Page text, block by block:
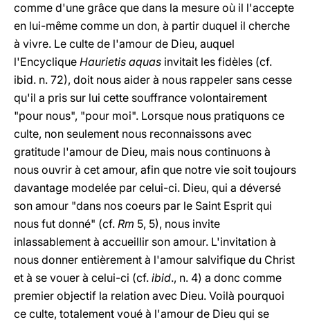
comme d'une grâce que dans la mesure où il l'accepte
en lui-même comme un don, à partir duquel il cherche
à vivre. Le culte de l'amour de Dieu, auquel
l'Encyclique Haurietis aquas invitait les fidèles (cf.
ibid. n. 72), doit nous aider à nous rappeler sans cesse
qu'il a pris sur lui cette souffrance volontairement
"pour nous", "pour moi". Lorsque nous pratiquons ce
culte, non seulement nous reconnaissons avec
gratitude l'amour de Dieu, mais nous continuons à
nous ouvrir à cet amour, afin que notre vie soit toujours
davantage modelée par celui-ci. Dieu, qui a déversé
son amour "dans nos coeurs par le Saint Esprit qui
nous fut donné" (cf. Rm 5, 5), nous invite
inlassablement à accueillir son amour. L'invitation à
nous donner entièrement à l'amour salvifique du Christ
et à se vouer à celui-ci (cf. ibid., n. 4) a donc comme
premier objectif la relation avec Dieu. Voilà pourquoi
ce culte, totalement voué à l'amour de Dieu qui se